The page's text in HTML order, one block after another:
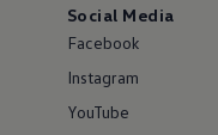
Social Media
Facebook
Instagram
YouTube